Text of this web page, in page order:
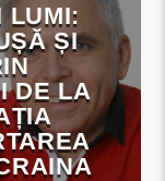
LUMI:
ȘI
DE LA